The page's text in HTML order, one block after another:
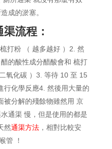
成的淤塞。
流程：
打粉 （ 越多越好 ）2. 然
的酸性成分醋酸會和 梳打
氧化碳 ）3. 等待 10 至 15
行化學反應4. 然後用大量的
被分解的殘餘物雖然用 京
通渠 慢，但是使用的都是
然通渠方法，相對比較安
管 ！